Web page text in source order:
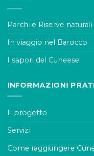
Parchi e Riserve
In viaggio nel Barocco
I sapori del Cuneese
INFORMAZIONI
Il progetto
Servizi
Come raggiungere